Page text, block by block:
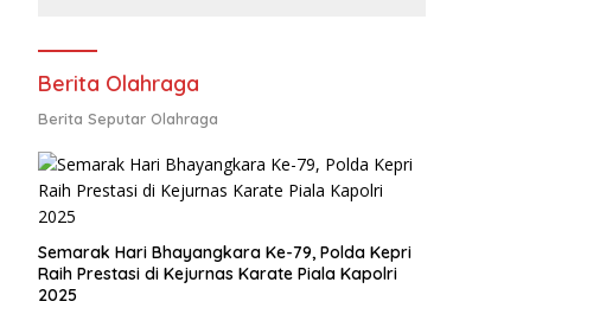
Berita Olahraga
Berita Seputar Olahraga
Semarak Hari Bhayangkara Ke-79, Polda Kepri
Raih Prestasi di Kejurnas Karate Piala Kapolri
2025